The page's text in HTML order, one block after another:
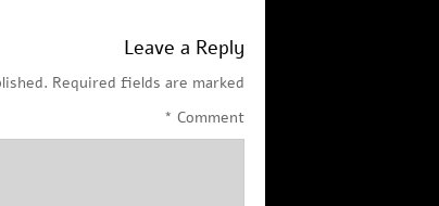
Leave a Reply
Required fields are marked
Comment
*